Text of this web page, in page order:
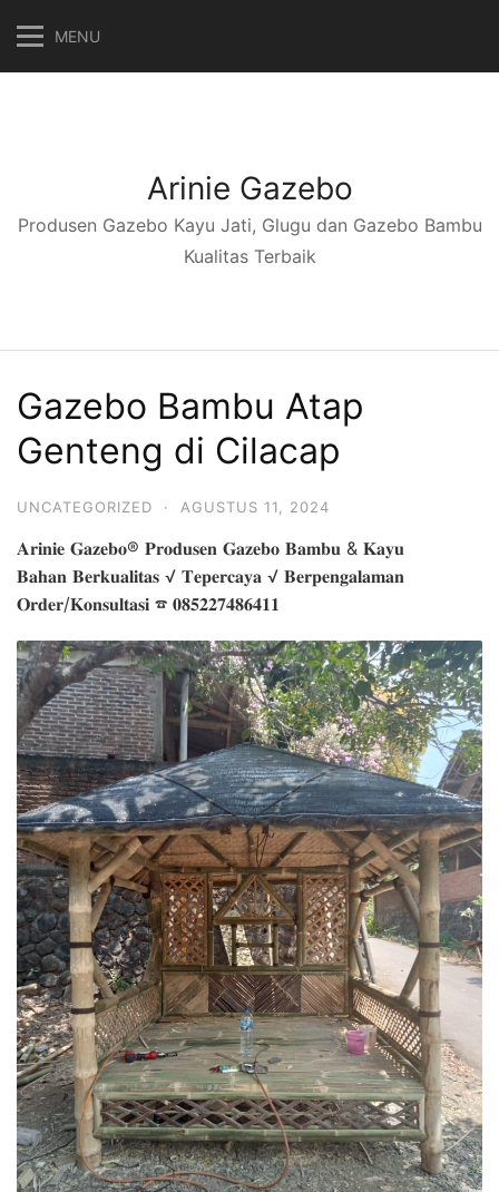
ke
konten
MENU
Arinie Gazebo
Produsen Gazebo Kayu Jati, Glugu dan Gazebo Bambu
Kualitas Terbaik
Gazebo Bambu Atap
Genteng di Cilacap
UNCATEGORIZED · AGUSTUS 11, 2024
𝐀𝐫𝐢𝐧𝐢𝐞 𝐆𝐚𝐳𝐞𝐛𝐨® 𝐏𝐫𝐨𝐝𝐮𝐬𝐞𝐧 𝐆𝐚𝐳𝐞𝐛𝐨 𝐁𝐚𝐦𝐛𝐮 & 𝐊𝐚𝐲𝐮
𝐁𝐚𝐡𝐚𝐧 𝐁𝐞𝐫𝐤𝐮𝐚𝐥𝐢𝐭𝐚𝐬 √ 𝐓𝐞𝐩𝐞𝐫𝐜𝐚𝐲𝐚 √ 𝐁𝐞𝐫𝐩𝐞𝐧𝐠𝐚𝐥𝐚𝐦𝐚𝐧
𝐎𝐫𝐝𝐞𝐫/𝐊𝐨𝐧𝐬𝐮𝐥𝐭𝐚𝐬𝐢 ☎ 𝟎𝟖𝟓𝟐𝟐𝟕𝟒𝟖𝟔𝟒𝟏𝟏